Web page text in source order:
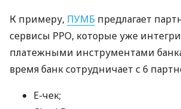
К примеру, ПУМБ предлагает
сервисы РРО, которые уже
платежными инструментами
время банк сотрудничает с 6
E-чек;